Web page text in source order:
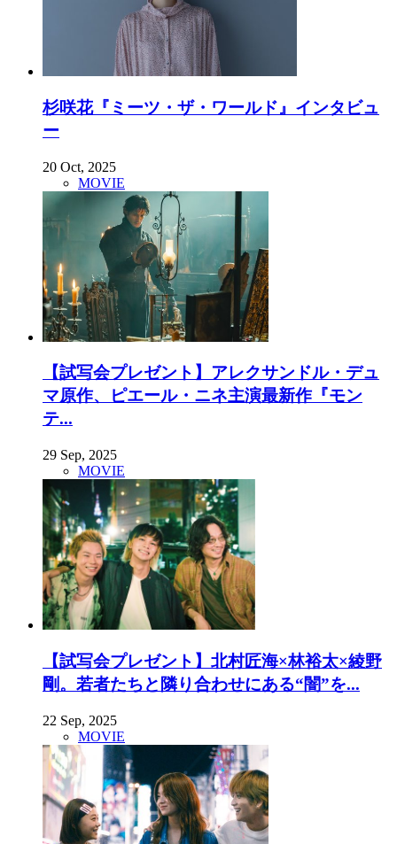
杉咲花『ミーツ・ザ・ワールド』インタビュ
ー
20 Oct, 2025
MOVIE
【試写会プレゼント】アレクサンドル・デュ
マ原作、ピエール・ニネ主演最新作『モン
テ...
29 Sep, 2025
MOVIE
【試写会プレゼント】北村匠海×林裕太×綾野
剛。若者たちと隣り合わせにある“闇”を...
22 Sep, 2025
MOVIE